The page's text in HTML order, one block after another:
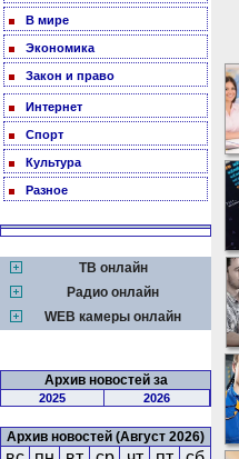
В мире
Экономика
Закон и право
Интернет
Спорт
Культура
Разное
ТВ онлайн
Радио онлайн
WEB камеры онлайн
Архив новостей за
2025 2026
Архив новостей (Август 2026)